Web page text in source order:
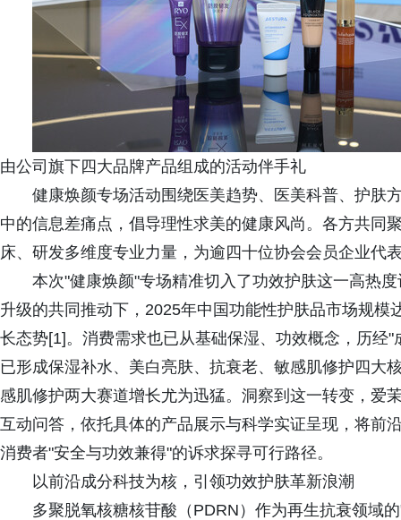
由公司旗下四大品牌产品组成的活动伴手礼
健康焕颜专场活动围绕医美趋势、医美科普、护肤
中的信息差痛点，倡导理性求美的健康风尚。各方共同
床、研发多维度专业力量，为逾四十位协会会员企业代
本次"健康焕颜"专场精准切入了功效护肤这一高热
升级的共同推动下，2025年中国功能性护肤品市场规
长态势[1]。消费需求也已从基础保湿、功效概念，历经
已形成保湿补水、美白亮肤、抗衰老、敏感肌修护四大
感肌修护两大赛道增长尤为迅猛。洞察到这一转变，爱
互动问答，依托具体的产品展示与科学实证呈现，将前
消费者"安全与功效兼得"的诉求探寻可行路径。
以前沿成分科技为核，引领功效护肤革新浪潮
多聚脱氧核糖核苷酸（PDRN）作为再生抗衰领域